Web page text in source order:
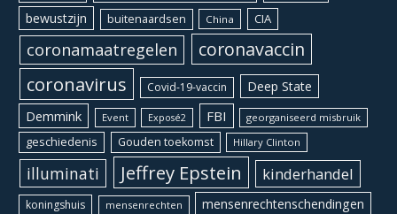
bewustzijn buitenaardsen China CIA
coronamaatregelen coronavaccin
coronavirus Covid-19-vaccin Deep State
Demmink Event Exposé2 FBI georganiseerd misbruik
geschiedenis Gouden toekomst Hillary Clinton
illuminati Jeffrey Epstein kinderhandel
koningshuis mensenrechten mensenrechtenschendingen